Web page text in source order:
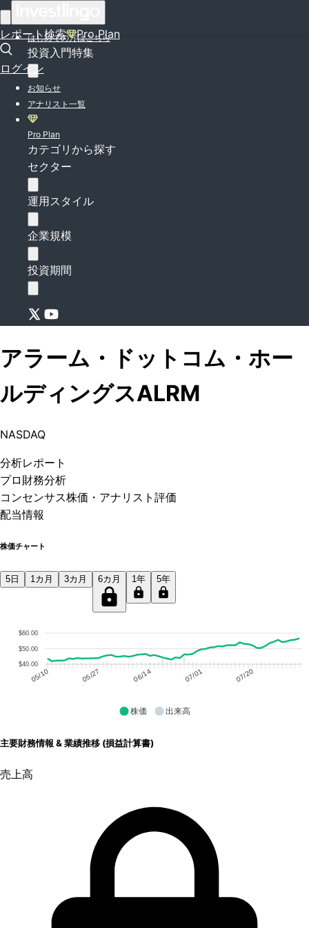
レポート検索 Pro Plan
ログイン
はじめての方はこちら
投資入門特集
お知らせ
アナリスト一覧
Pro Plan
カテゴリから探す
セクター
運用スタイル
企業規模
投資期間
アラーム・ドットコム・ホー
ルディングスALRM
NASDAQ
分析レポート
プロ 財務分析
コンセンサス株価 ・アナリスト評価
配当情報
株価チャート
5日 1カ月 3カ月 6カ月 1年 5年
$60.00
$50.00
$40.00
05/10 05/27 06/14 07/01 07/20
株価 出来高
主要財務情報 & 業績推移 (損益計算書)
売上高